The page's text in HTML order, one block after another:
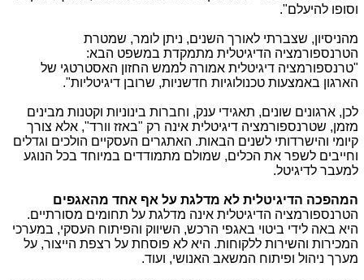
וסופו להיעלם".
מהניסיון, שצברתי לאורך השנים, ניתן לומר, שמטרת
הטרנספורמציה הדיגיטלית מתמקדת במשפט הבא:
"טרנספורמציה דיגיטלית אמורה לממש החזון האסטרטגי של
הארגון באמצעות טכנולוגיות חדשניות, שרובן דיגיטליות".
לכן, ארגונים שונים, תאגידי ענק, וחברות בינוניות וקטנות מבינים
מזמן, שטרנספורמציה דיגיטלית אינה רק "באזז וורד", אלא צורך
קיומי והישרדותי לשנים הבאות. האתגרים העסקיים הולכים וגדלים
וחייבים לשפר את הכלים, שמולם מתמודדים במיוחד בכל הנוגע
למעבר לדיגיטל.
המהפכה הדיגיטלית לא מדלגת על אף אחד מהאגפים
הטרנספורמציה הדיגיטלית אינה מדלגת על תחומים מסורתיים.
היא באה לידי ביטוי באגפי הרכש, השיווק והפיתוח העסקי, במערכי
המכירות והשירות ללקוחות. היא לא פוסחת על רצפת הייצור, על
מערך ניהול ופיתוח המשאב האנושי, ועוד.